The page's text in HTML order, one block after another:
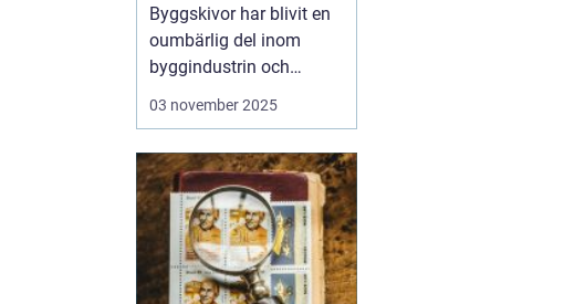
Byggskivor har blivit en
oumbärlig del inom
byggindustrin och
används i allt från
byggnader. Dessa
mångsidiga material
erbjuder en rad olika
fördelar, inklusive styrka,
hållbarhet och ...
03 november 2025